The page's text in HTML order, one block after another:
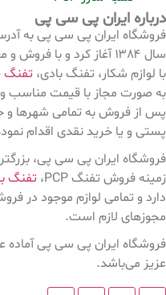
درباره ایران پی سی پی
سال ۱۳۸۴ آغاز کرد و با
با لوازم شکار، تفنگ بادی،
به صورت مجاز با قیمت مناسب
پس از فروش به تمامی شهرها
پستی و یا خرید نقدی اقدام
فروشگاه ایران پی سی پی،
زمینه فروش تفنگ PCP،
تفنگ
دارد و تمامی لوازم موجود در
مجوزهای لازم است.
فروشگاه ایران پی سی پی آماده
عزیز می‌باشد.